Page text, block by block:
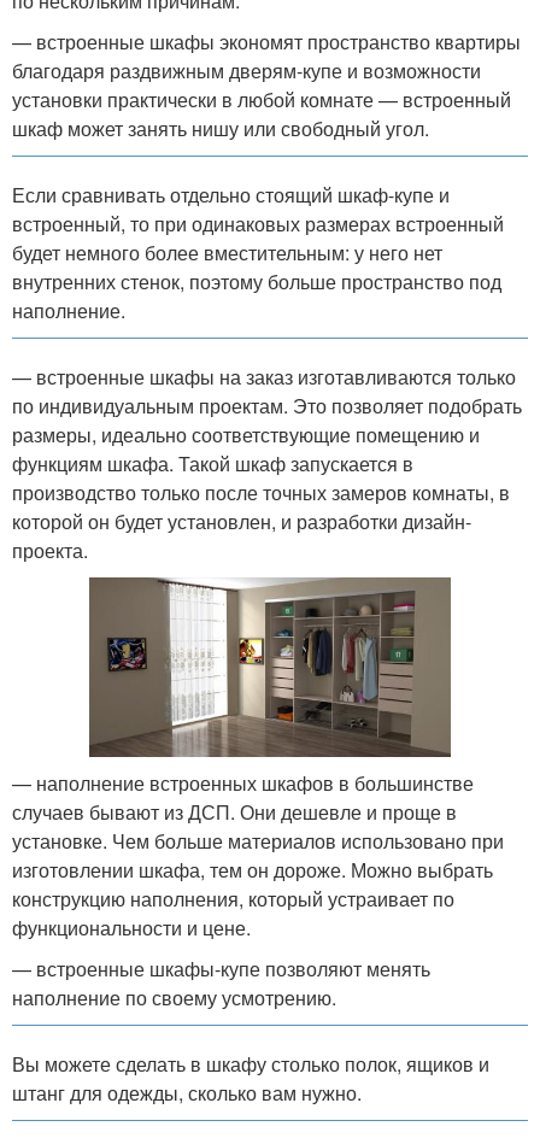
— встроенные шкафы экономят пространство квартиры
благодаря раздвижным дверям-купе и возможности
установки практически в любой комнате — встроенный
шкаф может занять нишу или свободный угол.
Если сравнивать отдельно стоящий шкаф-купе и
встроенный, то при одинаковых размерах встроенный
будет немного более вместительным: у него нет
внутренних стенок, поэтому больше пространство под
наполнение.
— встроенные шкафы на заказ изготавливаются только
по индивидуальным проектам. Это позволяет подобрать
размеры, идеально соответствующие помещению и
функциям шкафа. Такой шкаф запускается в
производство только после точных замеров комнаты, в
которой он будет установлен, и разработки дизайн-
проекта.
— наполнение встроенных шкафов в большинстве
случаев бывают из ДСП. Они дешевле и проще в
установке. Чем больше материалов использовано при
изготовлении шкафа, тем он дороже. Можно выбрать
конструкцию наполнения, который устраивает по
функциональности и цене.
— встроенные шкафы-купе позволяют менять
наполнение по своему усмотрению.
Вы можете сделать в шкафу столько полок, ящиков и
штанг для одежды, сколько вам нужно.